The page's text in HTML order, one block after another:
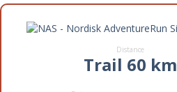
Distance
Trail 60 km